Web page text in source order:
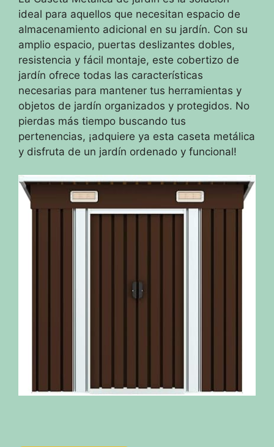
ideal para aquellos que necesitan espacio de
almacenamiento adicional en su jardín. Con su
amplio espacio, puertas deslizantes dobles,
resistencia y fácil montaje, este cobertizo de
jardín ofrece todas las características
necesarias para mantener tus herramientas y
objetos de jardín organizados y protegidos. No
pierdas más tiempo buscando tus
pertenencias, ¡adquiere ya esta caseta metálica
y disfruta de un jardín ordenado y funcional!